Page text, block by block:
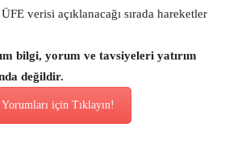
verisi açıklanacağı sırada hareketler
bilgi, yorum ve tavsiyeleri yatırım
değildir.
için Tıklayın!